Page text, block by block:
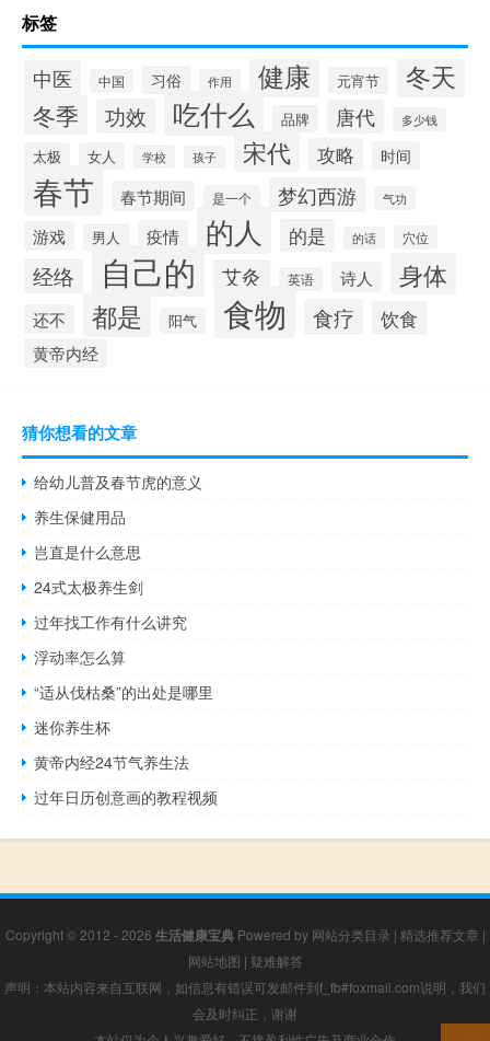
标签
中医 中国 习俗 作用 健康 元宵节 冬天
冬季 功效 吃什么 品牌 唐代 多少钱
太极 女人 学校 孩子 宋代 攻略 时间
春节 春节期间 是一个 梦幻西游 气功
游戏 男人 疫情 的人 的是 的话 穴位
经络 自己的 艾灸 英语 诗人 身体
还不 都是 阳气 食物 食疗 饮食
黄帝内经
猜你想看的文章
给幼儿普及春节虎的意义
养生保健用品
岂直是什么意思
24式太极养生剑
过年找工作有什么讲究
浮动率怎么算
“适从伐枯桑”的出处是哪里
迷你养生杯
黄帝内经24节气养生法
过年日历创意画的教程视频
Copyright © 2012 - 2026 生活健康宝典Powered by 网站分类目录 | 精选推荐文章 |
网站地图 | 疑难解答
声明：本站内容来自互联网，如信息有错误可发邮件到f_fb#foxmail.com说明，我们
会及时纠正，谢谢